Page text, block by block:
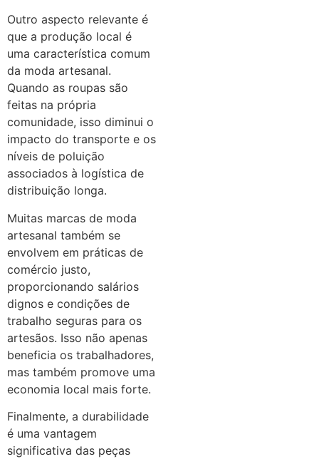
Outro aspecto relevante é
que a produção local é
uma característica comum
da moda artesanal.
Quando as roupas são
feitas na própria
comunidade, isso diminui o
impacto do transporte e os
níveis de poluição
associados à logística de
distribuição longa.
Muitas marcas de moda
artesanal também se
envolvem em práticas de
comércio justo,
proporcionando salários
dignos e condições de
trabalho seguras para os
artesãos. Isso não apenas
beneficia os trabalhadores,
mas também promove uma
economia local mais forte.
Finalmente, a durabilidade
é uma vantagem
significativa das peças